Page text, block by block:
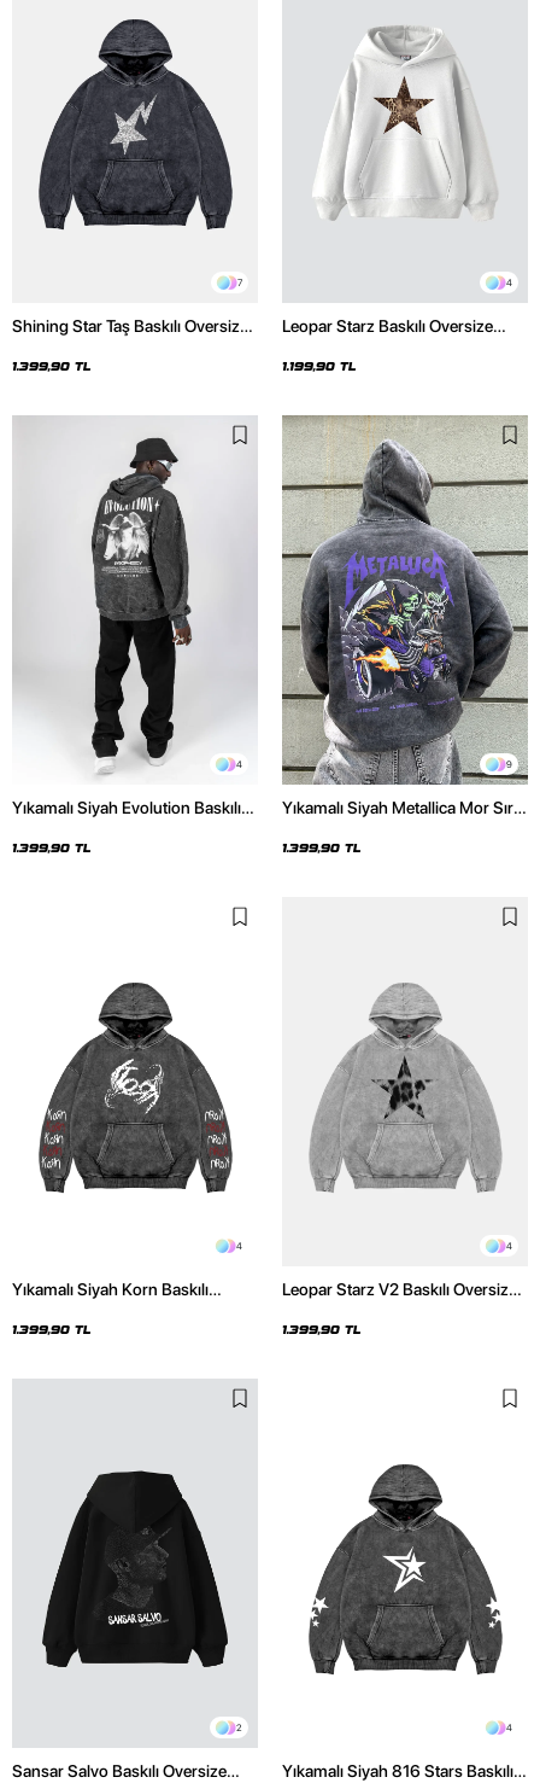
7
Shining Star Taş Baskılı Oversize
Hoodie
1.399,90 TL
4
Leopar Starz Baskılı Oversize
1.199,90 TL
4
Yıkamalı Siyah Evolution Baskılı
Hoodie
1.399,90 TL
9
Yıkamalı Siyah Metallica Mor Sırt
Hoodie
1.399,90 TL
4
Yıkamalı Siyah Korn Baskılı
1.399,90 TL
4
Leopar Starz V2 Baskılı Oversize
Hoodie
1.399,90 TL
2
Sansar Salvo Baskılı Oversize
4
Yıkamalı Siyah 816 Stars Baskılı